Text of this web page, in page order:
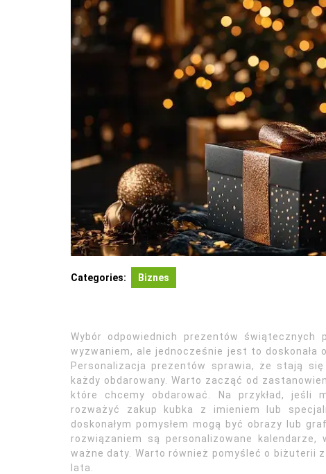
Categories: Biznes
Wybór odpowiednich prezentów
wyzwaniem, ale jednocześnie jest to doskonała
Personalizacja prezentów sprawia, że stają
każdy obdarowany. Warto zacząć od
które chcemy obdarować. Na przykład, jeśli
rozważyć zakup kubka z imieniem lub
doskonałym pomysłem mogą być obrazy lub
rozwiązaniem są personalizowane
ważne daty. Warto również pomyśleć o biżuterii
lata.